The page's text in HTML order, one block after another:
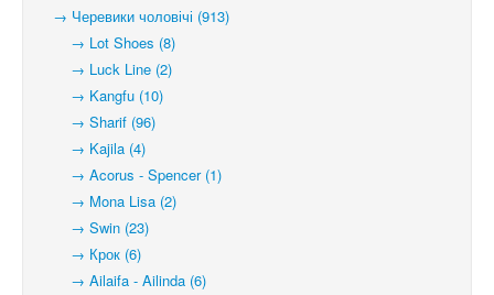
→ Черевики чоловічі (913)
→ Lot Shoes (8)
→ Luck Line (2)
→ Kangfu (10)
→ Sharif (96)
→ Kajila (4)
→ Acorus - Spencer (1)
→ Mona Lisa (2)
→ Swin (23)
→ Крок (6)
→ Ailaifa - Ailinda (6)